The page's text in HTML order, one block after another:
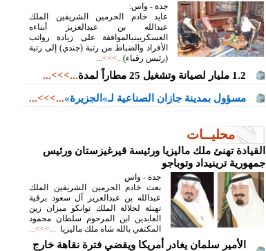
جدة - واس:
عايد خادم الحرمين الشريفين الملك
عبدالله بن عبدالعزيز أبناءه
العسكريينبالموافقة على زيادة رواتب
الأفراد والضباط من رتبة (جندي) إلى رتبة
(رئيس رقباء) ..>>>...
1.2 مليار لصيانة وتشغيل 25 مطاراً لمدة ...>>>...
مسؤول بمدينة جازان الصناعية لـ»الجزيرة»...>>>...
محليــات
القيادة تهنئ ملك ماليزيا ورئيسة قيرغيزستان ورئيس
جمهورية ترينيداد وتوباجو
جدة - واس
بعث خادم الحرمين الشريفين الملك
عبدالله بن عبدالعزيز آل سعود برقية
تهنئة لجلالة الملك توانكو ميزان زين
العابدين ابن المرحوم سلطان محمود
المكتفي بالله شاه ملك ماليزيا ...>>>...
الأمير سلمان يغادر أمريكا ويقضي فترة نقاهة خارج